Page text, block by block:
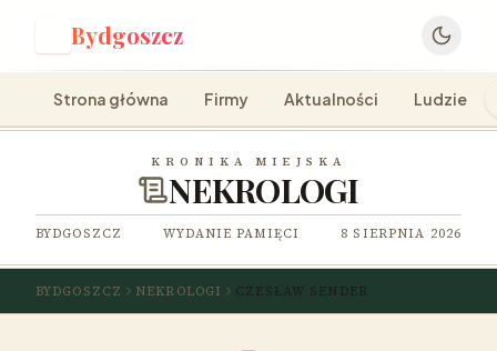
Bydgoszcz
Strona główna Firmy Aktualności Ludzie
KRONIKA MIEJSKA
NEKROLOGI
BYDGOSZCZ WYDANIE PAMIĘCI 8 SIERPNIA 2026
BYDGOSZCZ NEKROLOGI CZESŁAW SENDER